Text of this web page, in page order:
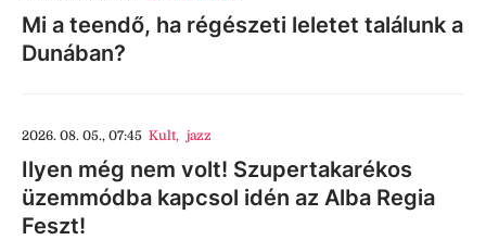
Mi a teendő, ha régészeti leletet találunk a
Dunában?
2026. 08. 05., 07:45 Kult, jazz
Ilyen még nem volt! Szupertakarékos
üzemmódba kapcsol idén az Alba Regia
Feszt!